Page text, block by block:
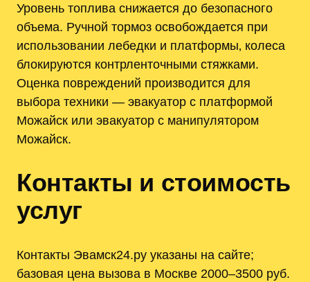
Уровень топлива снижается до безопасного
объема. Ручной тормоз освобождается при
использовании лебедки и платформы‚ колеса
блокируются контрленточными стяжками.
Оценка повреждений производится для
выбора техники — эвакуатор с платформой
Можайск или эвакуатор с манипулятором
Можайск.
Контакты и стоимость
услуг
Контакты Эвамск24.ру указаны на сайте;
базовая цена вызова в Москве 2000–3500 руб.